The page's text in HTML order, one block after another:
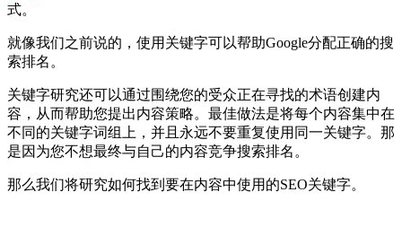
式。
就像我们之前说的，使用关键字可以帮助Google分配正确的搜
索排名。
关键字研究还可以通过围绕您的受众正在寻找的术语创建内
容，从而帮助您提出内容策略。 最佳做法是将每个内容集中在
不同的关键字词组上，并且永远不要重复使用同一关键字。那
是因为您不想最终与自己的内容竞争搜索排名。
那么我们将研究如何找到要在内容中使用的SEO关键字。